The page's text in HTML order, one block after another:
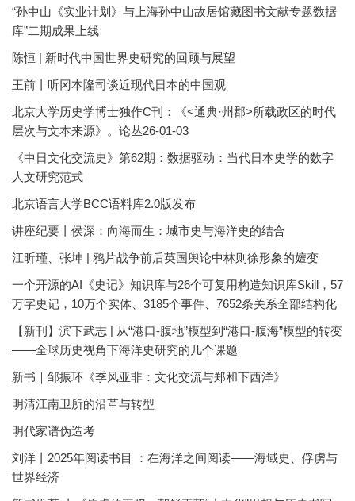
“孙中山《实业计划》与上海孙中山故居馆藏图书文献专题数据
库”二期成果上线
陈恒 | 新时代中国世界史研究的回顾与展望
王前丨听冈本隆司谈近现代日本的中国观
北京大学历史学博士独作C刊：《<通典·州郡>所载政区的时代
层次与文本来源》。论丛26-01-03
《中日文化交流史》第62期：数据驱动：当代日本史学的数字
人文研究范式
北京语言大学BCC语料库2.0版发布
讲座纪要丨侯深：向海而生：城市史与海洋史的结合
江昕瑾、张坤 | 鸦片战争前后英国舆论中林则徐形象的嬗变
一个开源的AI《史记》知识库与26个可复用构造知识库Skill，57
万字史记，10万个实体、3185个事件、7652条关系全部结构化
【新刊】滨下武志 | 从“港口-腹地”模型到“港口-腹海”模型的转变
——全球历史视角下海洋史研究的几个课题
新书｜邹振环《季风亚非：文化交流与郑和下西洋》
明清江南卫所的沿革与转型
明代家谱伪造考
刘洋丨2025年阅读书目 ：在海洋之间阅读——海域史、俘虏与
世界经济